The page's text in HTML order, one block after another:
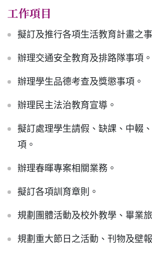
工作項目
擬訂及推行各項生活教育計畫之事
辦理交通安全教育及排路隊事項。
辦理學生品德考查及獎懲事項。
辦理民主法治教育宣導。
擬訂處理學生請假、缺課、中輟
項。
辦理春暉專案相關業務。
擬訂各項訓育章則。
規劃團體活動及校外教學、畢業
規劃重大節日之活動、刊物及壁
教務組
特色課程
表單下載
輔導業務
回官網首頁